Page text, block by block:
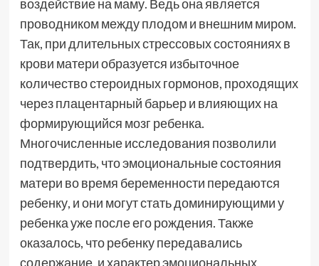
воздействие на маму. Ведь она является
проводником между плодом и внешним миром.
Так, при длительных стрессовых состояниях в
крови матери образуется избыточное
количество стероидных гормонов, проходящих
через плацентарный барьер и влияющих на
формирующийся мозг ребенка.
Многочисленные исследования позволили
подтвердить, что эмоциональные состояния
матери во время беременности передаются
ребенку, и они могут стать доминирующими у
ребенка уже после его рождения. Также
оказалось, что ребенку передавались
содержание, и характер эмоциональных